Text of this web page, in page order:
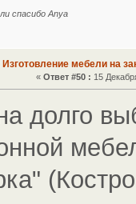
спасибо Anya
Изготовление мебели на
« Ответ #50 : 15
долго